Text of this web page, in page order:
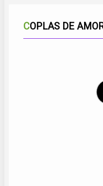
COPLAS DE